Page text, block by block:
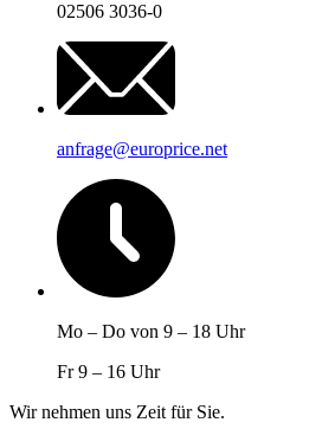
02506 3036-0
anfrage@europrice.net
Mo – Do von 9 – 18 Uhr
Fr 9 – 16 Uhr
Wir nehmen uns Zeit für Sie.